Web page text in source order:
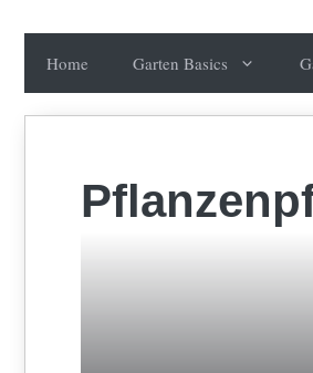
springenHome Garten Basics